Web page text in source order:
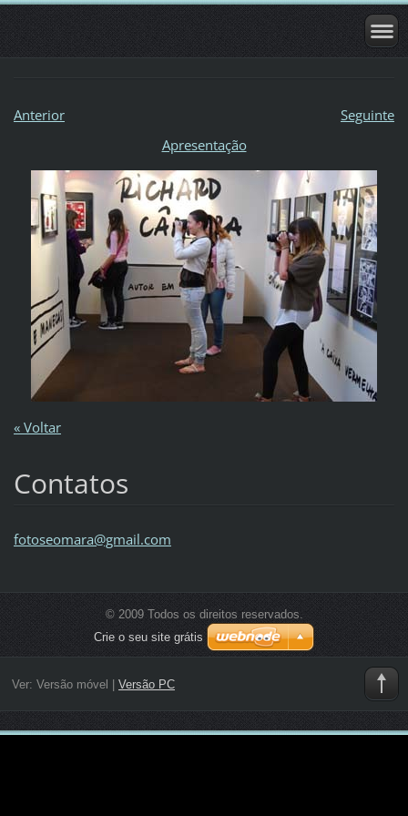
Anterior
Seguinte
Apresentação
« Voltar
Contatos
fotoseomara@gmail.com
© 2009 Todos os direitos reservados.
Crie o seu site grátis
Ver: Versão móvel Versão PC